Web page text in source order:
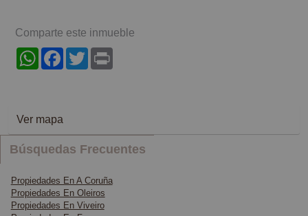
Comparte este inmueble
WhatsAppFacebook
Twitter
Ver mapa
Búsquedas Frecuentes
Propiedades En A Coruña
Propiedades En Oleiros
Propiedades En Viveiro